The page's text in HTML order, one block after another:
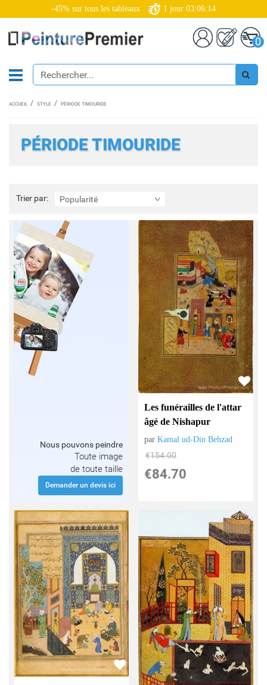
-45% sur tous les tableaux 1 jour 03:06:12
0
ACCUEIL STYLE PÉRIODE TIMOURIDE
PÉRIODE TIMOURIDE
Trier par: Popularité
Trier
par:
Nous pouvons peindre
Toute image
de toute taille
Demander un devis ici
Les funérailles de l'attar
âgé de Nishapur
parKamal ud-Din Behzad
€154.00
€84.70